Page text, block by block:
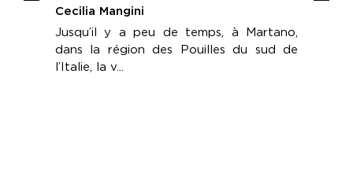
Cecilia Mangini
Jusqu’il y a peu de temps, à Martano,
dans la région des Pouilles du sud de
l’Italie, la v...